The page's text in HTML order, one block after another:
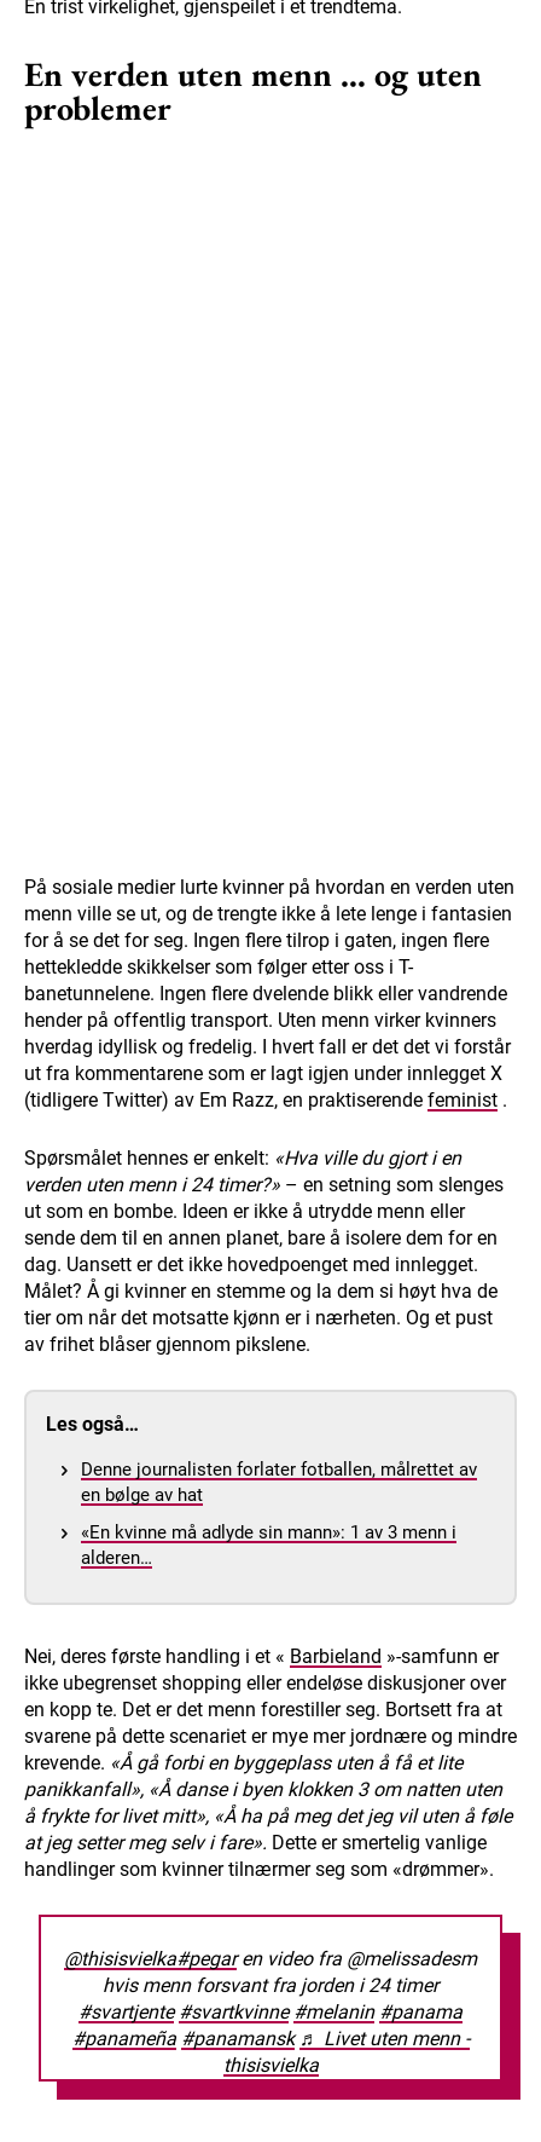
En trist virkelighet, gjenspeilet i et trendtema.
En verden uten menn … og uten
problemer
På sosiale medier lurte kvinner på hvordan en verden uten
menn ville se ut, og de trengte ikke å lete lenge i fantasien
for å se det for seg. Ingen flere tilrop i gaten, ingen flere
hettekledde skikkelser som følger etter oss i T-
banetunnelene. Ingen flere dvelende blikk eller vandrende
hender på offentlig transport. Uten menn virker kvinners
hverdag idyllisk og fredelig. I hvert fall er det det vi forstår
ut fra kommentarene som er lagt igjen under innlegget X
(tidligere Twitter) av Em Razz, en praktiserende feminist .
Spørsmålet hennes er enkelt: «Hva ville du gjort i en
verden uten menn i 24 timer?» – en setning som slenges
ut som en bombe. Ideen er ikke å utrydde menn eller
sende dem til en annen planet, bare å isolere dem for en
dag. Uansett er det ikke hovedpoenget med innlegget.
Målet? Å gi kvinner en stemme og la dem si høyt hva de
tier om når det motsatte kjønn er i nærheten. Og et pust
av frihet blåser gjennom pikslene.
Les også…
Denne journalisten forlater fotballen, målrettet av
en bølge av hat
«En kvinne må adlyde sin mann»: 1 av 3 menn i
alderen…
Nei, deres første handling i et « Barbieland »-samfunn er
ikke ubegrenset shopping eller endeløse diskusjoner over
en kopp te. Det er det menn forestiller seg. Bortsett fra at
svarene på dette scenariet er mye mer jordnære og mindre
krevende. «Å gå forbi en byggeplass uten å få et lite
panikkanfall», «Å danse i byen klokken 3 om natten uten
å frykte for livet mitt», «Å ha på meg det jeg vil uten å føle
at jeg setter meg selv i fare». Dette er smertelig vanlige
handlinger som kvinner tilnærmer seg som «drømmer».
@thisisvielka#pegaren video fra @melissadesm
hvis menn forsvant fra jorden i 24 timer
#svartjente #svartkvinne #melanin #panama
#panameña #panamansk ♬ Livet uten menn -
thisisvielka